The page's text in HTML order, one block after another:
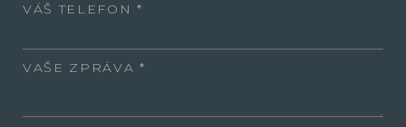
VÁŠ TELEFON
VAŠE ZPRÁVA